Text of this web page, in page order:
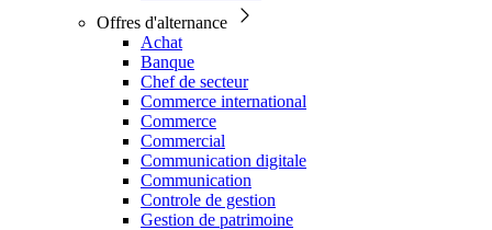
Offres d'alternance
Achat
Banque
Chef de secteur
Commerce international
Commerce
Commercial
Communication digitale
Communication
Controle de gestion
Gestion de patrimoine